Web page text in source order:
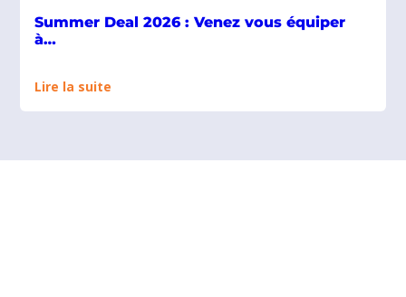
Summer Deal 2026 : Venez vous équiper
à…
Lire la suite
: